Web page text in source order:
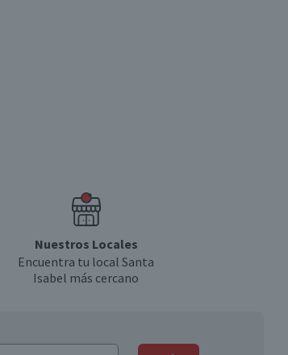
Nuestros Locales
Encuentra tu local Santa
Isabel más cercano